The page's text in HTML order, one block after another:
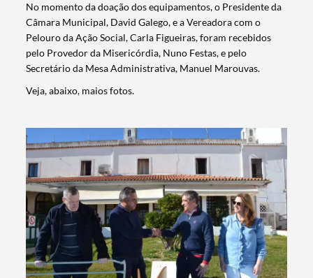
No momento da doação dos equipamentos, o Presidente da
Câmara Municipal, David Galego, e a Vereadora com o
Pelouro da Ação Social, Carla Figueiras, foram recebidos
pelo Provedor da Misericórdia, Nuno Festas, e pelo
Secretário da Mesa Administrativa, Manuel Marouvas.
Veja, abaixo, maios fotos.